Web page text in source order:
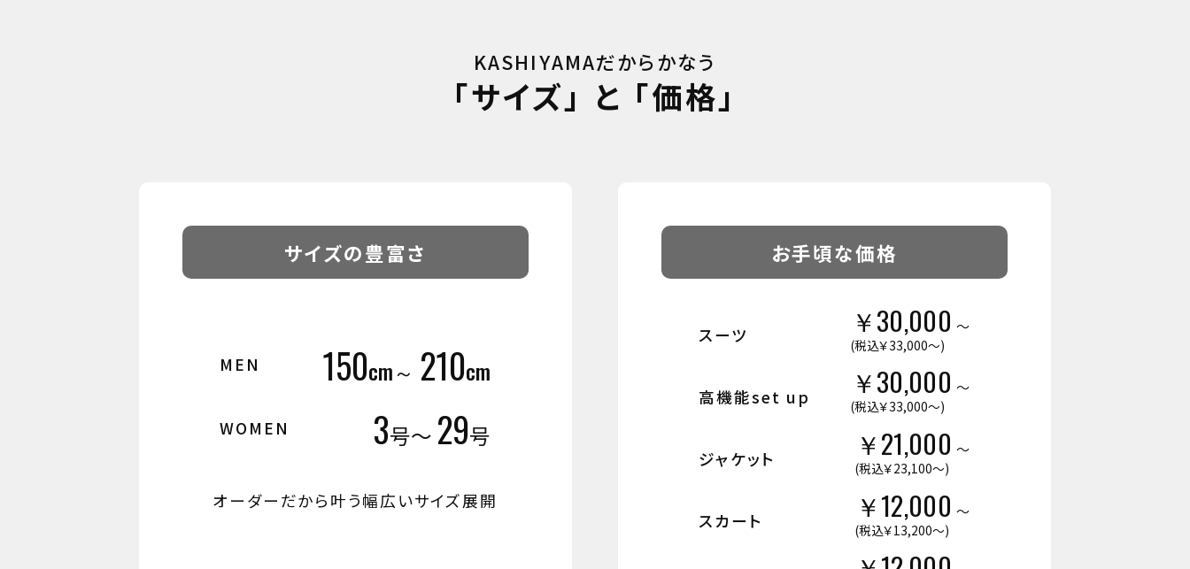
KASHIYAMAだからかなう
「サイズ」 と 「価格」
サイズの豊富さ
MEN 150cm～ 210cm
WOMEN 3号～ 29号
オーダーだから叶う幅広いサイズ展開
お手頃な価格
スーツ ￥30,000 ～
(税込￥33,000～)
高機能set up ￥30,000 ～
(税込￥33,000～)
ジャケット ￥21,000 ～
(税込￥23,100～)
スカート ￥12,000 ～
(税込￥13,200～)